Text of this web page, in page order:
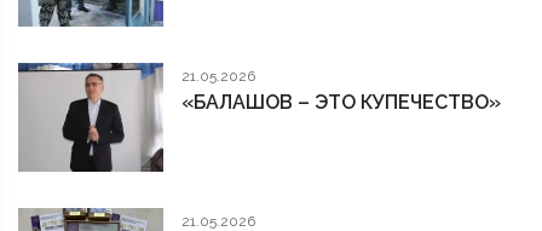
21.05.2026
«БАЛАШОВ – ЭТО КУПЕЧЕСТВО»
21.05.2026